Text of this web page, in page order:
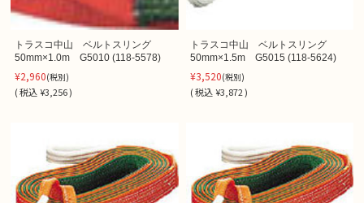
トラスコ中山 ベルトスリング
50mm×1.0m G5010 (118-5578)
¥2,960(税別)
(税込¥3,256 )
トラスコ中山 ベルトスリング
50mm×1.5m G5015 (118-5624)
¥3,520(税別)
(税込 ¥3,872 )